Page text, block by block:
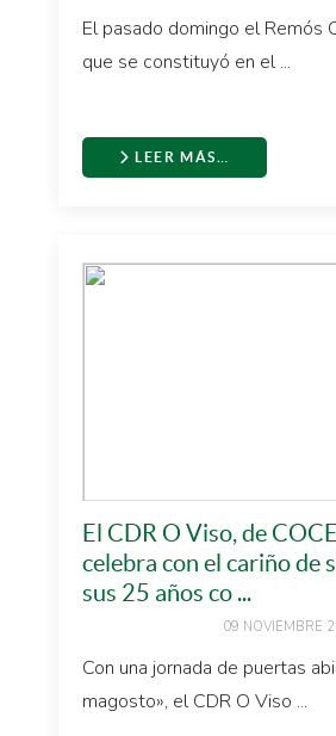
El pasado domingo el Remós
que se constituyó en el ...
LEER MÁS…
El CDR O Viso, de
celebra con el cariño de
sus 25 años co ...
09 NOVIEMBRE
Con una jornada de puertas
magosto», el CDR O Viso ...